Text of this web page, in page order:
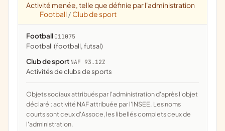
Activité menée, telle que définie par l'administration
Football / Club de sport
Football 011075
Football (football, futsal)
Club de sport NAF 93.12Z
Activités de clubs de sports
Objets sociaux attribués par l'administration d'après l'objet
déclaré ; activité NAF attribuée par l'INSEE. Les noms
courts sont ceux d'Assoce, les libellés complets ceux de
l'administration.